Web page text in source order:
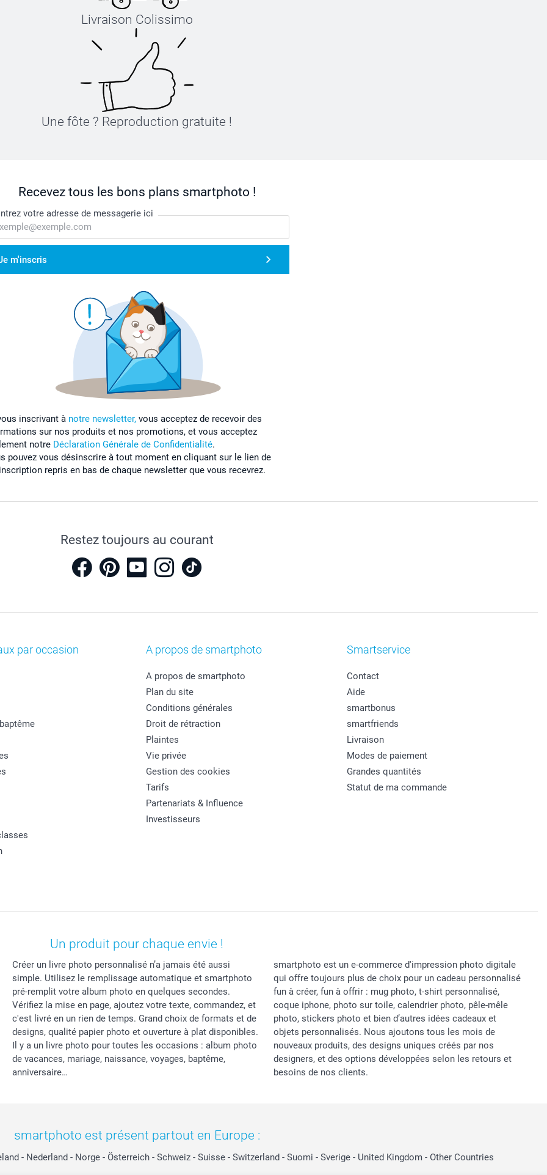
Livraison Colissimo
Une fôte ? Reproduction gratuite !
Recevez tous les bons plans smartphoto !
votre adresse de messagerie ici
m'inscris
inscrivant à notre newsletter, vous acceptez de recevoir des
sur nos produits et nos promotions, et vous acceptez
notre Déclaration Générale de Confidentialité.
pouvez vous désinscrire à tout moment en cliquant sur le lien de
repris en bas de chaque newsletter que vous recevrez.
Restez toujours au courant
par occasion A propos de smartphoto
A propos de smartphoto
Plan du site
Conditions générales
Droit de rétraction
Plaintes
Vie privée
Gestion des cookies
Tarifs
Partenariats & Influence
Investisseurs
Smartservice
Contact
Aide
smartbonus
smartfriends
Livraison
Modes de paiement
Grandes quantités
Statut de ma commande
Un produit pour chaque envie !
Créer un livre photo personnalisé n’a jamais été aussi
simple. Utilisez le remplissage automatique et smartphoto
pré-remplit votre album photo en quelques secondes.
Vérifiez la mise en page, ajoutez votre texte, commandez, et
c'est livré en un rien de temps. Grand choix de formats et de
designs, qualité papier photo et ouverture à plat disponibles.
Il y a un livre photo pour toutes les occasions : album photo
de vacances, mariage, naissance, voyages, baptême,
anniversaire…
smartphoto est un e-commerce d'impression photo digitale
qui offre toujours plus de choix pour un cadeau personnalisé
fun à créer, fun à offrir : mug photo, t-shirt personnalisé,
coque iphone, photo sur toile, calendrier photo, pêle-mêle
photo, stickers photo et bien d’autres idées cadeaux et
objets personnalisés. Nous ajoutons tous les mois de
nouveaux produits, des designs uniques créés par nos
designers, et des options développées selon les retours et
besoins de nos clients.
smartphoto est présent partout en Europe :
- Nederland - Norge - Österreich - Schweiz - Suisse - Switzerland - Suomi - Sverige - United Kingdom - Other Countries